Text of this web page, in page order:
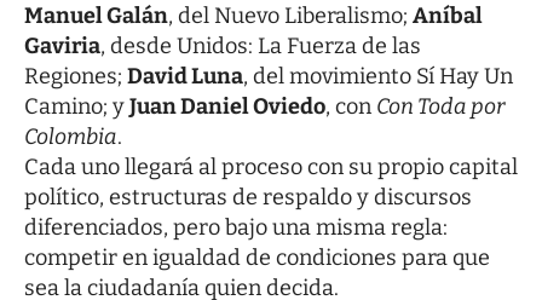
Manuel Galán, del Nuevo Liberalismo; Aníbal
Gaviria, desde Unidos: La Fuerza de las
Regiones; David Luna, del movimiento Sí Hay Un
Camino; yJuan Daniel Oviedo, con Con Toda por
Colombia.
Cada uno llegará al proceso con su propio capital
político, estructuras de respaldo y discursos
diferenciados, pero bajo una misma regla:
competir en igualdad de condiciones para que
sea la ciudadanía quien decida.